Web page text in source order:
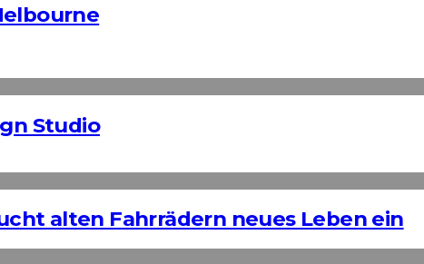
Studio
alten Fahrrädern neues Leben ein